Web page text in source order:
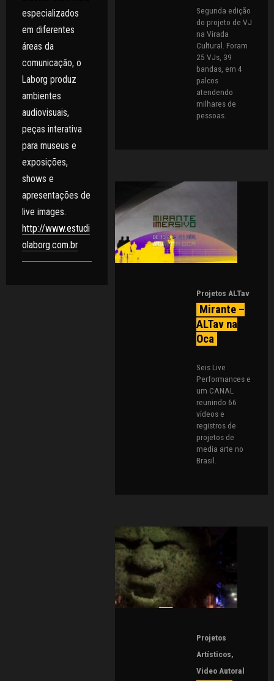
especializados
em diferentes
áreas da
comunicação, o
Laborg produz
ambientes
audiovisuais,
peças interativa
para museus e
exposições,
shows e
apresentações de
live images.
http://www.estudi
olaborg.com.br
Segunda edição
do projeto de VJ
na Virada
Cultural. Foram
25 VJs, 39
bandas, em 4
palcos
atendendo
milhares de
pessoas.
Projetos ALTav
Mirante –
ALTav na
Oca
Seis Live
Performances e
um CANAL
reunindo 66
vídeos e
registros de
projetos de
media arte no
Brasil.
Projetos
Artísticos,
Video Autoral